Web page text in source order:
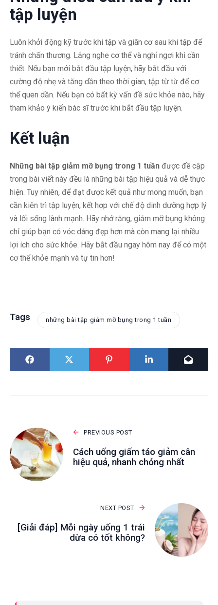
tập luyện
Luôn khởi động kỹ trước khi tập và giãn cơ sau khi tập để
tránh chấn thương. Lắng nghe cơ thể và nghỉ ngơi khi cần
thiết. Nếu bạn mới bắt đầu tập luyện, hãy bắt đầu với
cường độ nhẹ và tăng dần theo thời gian, tập từ từ để cơ
thể quen dần. Nếu bạn có bất kỳ vấn đề sức khỏe nào, hãy
tham khảo ý kiến bác sĩ trước khi bắt đầu tập luyện.
Kết luận
Những bài tập giảm mỡ bụng trong 1 tuần được đề cập
trong bài viết này đều là những bài tập hiệu quả và dễ thực
hiện. Tuy nhiên, để đạt được kết quả như mong muốn, bạn
cần kiên trì tập luyện, kết hợp với chế độ dinh dưỡng hợp lý
và lối sống lành mạnh. Hãy nhớ rằng, giảm mỡ bụng không
chỉ giúp bạn có vóc dáng đẹp hơn mà còn mang lại nhiều
lợi ích cho sức khỏe. Hãy bắt đầu ngay hôm nay để có một
cơ thể khỏe mạnh và tự tin hơn!
Tags những bài tập giảm mỡ bụng trong 1 tuần
PREVIOUS POST
Cách uống giấm táo giảm cân
hiệu quả, nhanh chóng nhất
NEXT POST
[Giải đáp] Mỗi ngày uống 1 trái
dừa có tốt không?